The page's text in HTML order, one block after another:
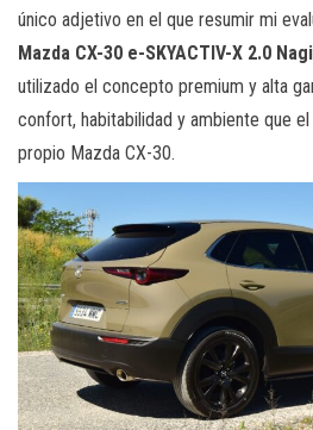
único adjetivo en el que resumir mi
Mazda CX-30 e-SKYACTIV-X 2.0
utilizado el concepto premium y alta
confort, habitabilidad y ambiente que
propio Mazda CX-30.